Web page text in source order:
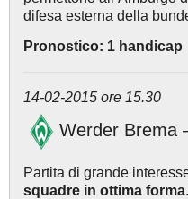
difesa esterna della
Pronostico: 1 handicap
14-02-2015 ore 15.30
Werder Brema
Partita di grande
squadre in ottima forma.